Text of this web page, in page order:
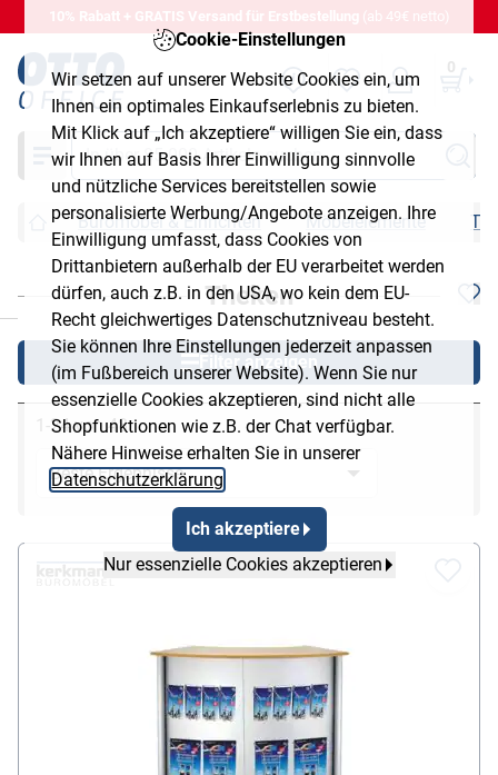
Cookie-Einstellungen
Wir setzen auf unserer Website Cookies ein, um
Ihnen ein optimales Einkaufserlebnis zu bieten.
Mit Klick auf „Ich akzeptiere“ willigen Sie ein, dass
wir Ihnen auf Basis Ihrer Einwilligung sinnvolle
und nützliche Services bereitstellen sowie
personalisierte Werbung/Angebote anzeigen. Ihre
Einwilligung umfasst, dass Cookies von
Drittanbietern außerhalb der EU verarbeitet werden
dürfen, auch z.B. in den USA, wo kein dem EU-
Recht gleichwertiges Datenschutzniveau besteht.
Sie können Ihre Einstellungen jederzeit anpassen
(im Fußbereich unserer Website). Wenn Sie nur
essenzielle Cookies akzeptieren, sind nicht alle
Shopfunktionen wie z.B. der Chat verfügbar.
Nähere Hinweise erhalten Sie in unserer
Datenschutzerklärung
Ich akzeptiere
Nur essenzielle Cookies akzeptieren
10% Rabatt + GRATIS Versand für Erstbestellung (ab 49€ netto)
0
Suche
Büromöbel & Einrichten Möbelelemente
Theken
Filter anzeigen
1-24 von 48